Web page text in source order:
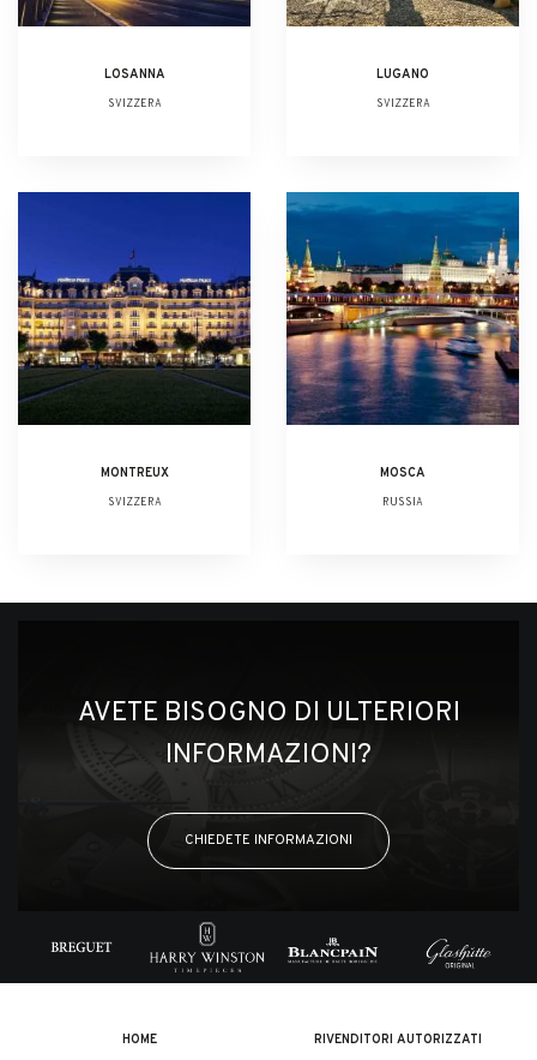
LOSANNA
SVIZZERA
LUGANO
SVIZZERA
MONTREUX
SVIZZERA
MOSCA
RUSSIA
AVETE BISOGNO DI ULTERIORI
INFORMAZIONI?
CHIEDETE INFORMAZIONI
HOME RIVENDITORI AUTORIZZATI